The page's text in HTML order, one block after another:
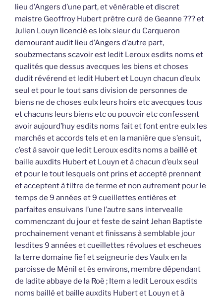
lieu d’Angers d’une part, et vénérable et discret
maistre Geoffroy Hubert prêtre curé de Geanne ??? et
Julien Louyn licencié es loix sieur du Carqueron
demourant audit lieu d’Angers d’autre part,
soubzmectans scavoir est ledit Leroux esdits noms et
qualités que dessus avecques les biens et choses
dudit révérend et ledit Hubert et Louyn chacun d’eulx
seul et pour le tout sans division de personnes de
biens ne de choses eulx leurs hoirs etc avecques tous
et chacuns leurs biens etc ou pouvoir etc confessent
avoir aujourd’huy esdits noms fait et font entre eulx les
marchés et accords tels et en la manière que s’ensuit,
c’est à savoir que ledit Leroux esdits noms a baillé et
baille auxdits Hubert et Louyn et à chacun d’eulx seul
et pour le tout lesquels ont prins et accepté prennent
et acceptent à tiltre de ferme et non autrement pour le
temps de 9 années et 9 cueillettes entières et
parfaites ensuivans l’une l’autre sans intervealle
commenczant du jour et feste de saint Jehan Baptiste
prochainement venant et finissans à semblable jour
lesdites 9 années et cueillettes révolues et escheues
la terre domaine fief et seigneurie des Vaulx en la
paroisse de Ménil et ès environs, membre dépendant
de ladite abbaye de la Roë ; Item a ledit Leroux esdits
noms baillé et baille auxdits Hubert et Louyn et à